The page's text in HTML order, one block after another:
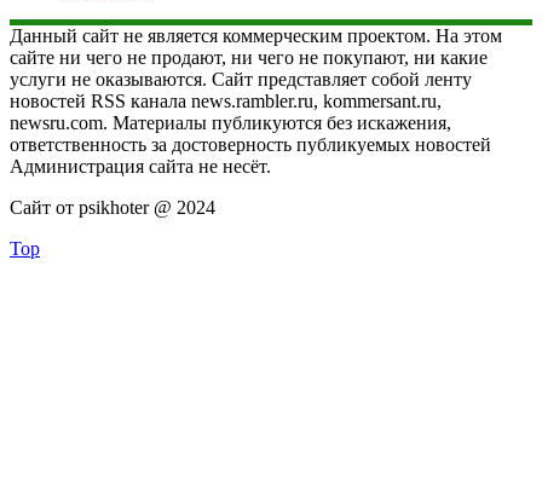
Данный сайт не является коммерческим проектом. На этом
сайте ни чего не продают, ни чего не покупают, ни какие
услуги не оказываются. Сайт представляет собой ленту
новостей RSS канала news.rambler.ru, kommersant.ru,
newsru.com. Материалы публикуются без искажения,
ответственность за достоверность публикуемых новостей
Администрация сайта не несёт.
Сайт от psikhoter @ 2024
Top